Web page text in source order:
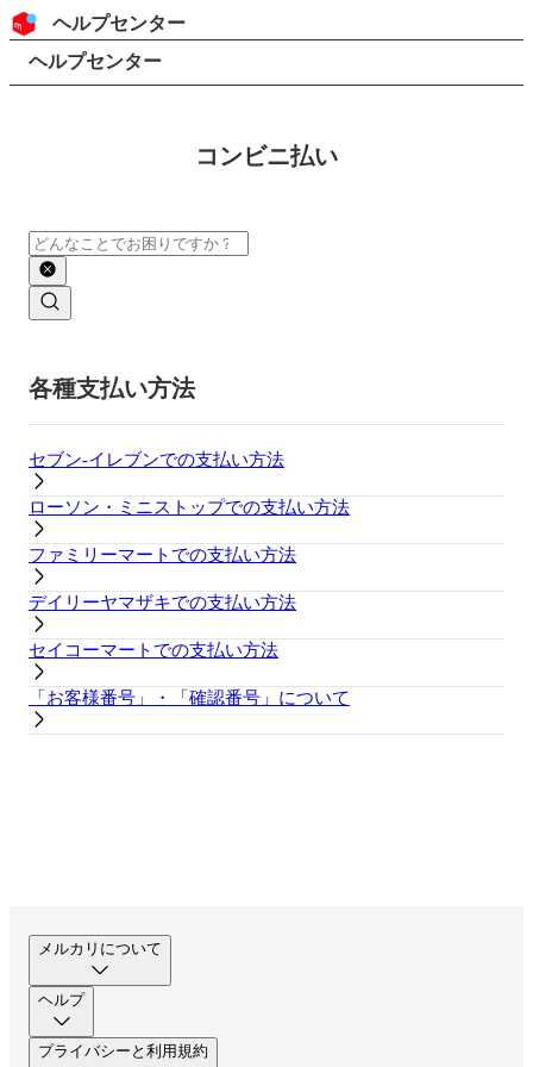
コンテンツにスキップ
ヘッダー
ヘルプセンター
検索
パンくずリスト
ヘルプセンター
コンビニ払い
検索
各種支払い方法
セブン-イレブンでの支払い方法
ローソン・ミニストップでの支払い方法
ファミリーマートでの支払い方法
デイリーヤマザキでの支払い方法
セイコーマートでの支払い方法
「お客様番号」・「確認番号」について
メルカリについて
ヘルプ
プライバシーと利用規約